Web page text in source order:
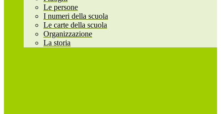
Le persone
I numeri della scuola
Le carte della scuola
Organizzazione
La storia